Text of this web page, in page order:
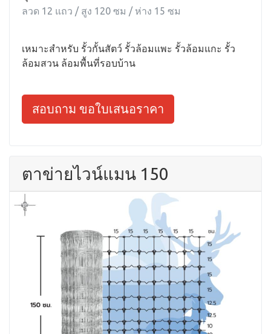
ลวด 12 แถว / สูง 120 ซม / ห่าง 15 ซม
เหมาะสำหรับ รั้วกั้นสัตว์ รั้วล้อมแพะ รั้วล้อมแกะ รั้ว
ล้อมสวน ล้อมพื้นที่รอบบ้าน
สอบถาม ขอใบเสนอราคา
ตาข่ายไวน์แมน 150